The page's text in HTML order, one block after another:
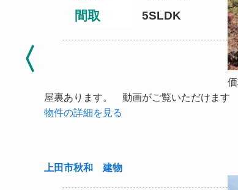
間取 5SLDK
屋裏あります。 動画がご覧いただけま
物件の詳細を見る
上田市秋和 建物